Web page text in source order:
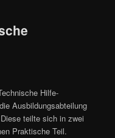
Hilfe-
Ausbildungsabteilung
teilte sich in zwei
Praktische Teil.